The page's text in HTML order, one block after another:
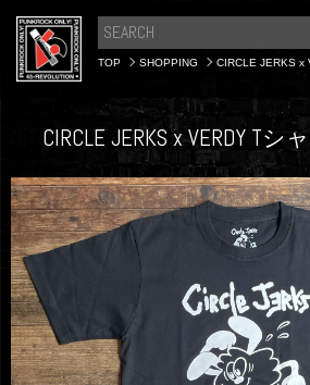
TOP SHOPPING CIRCLE JERKS x
CIRCLE JERKS x VERDY Tシ